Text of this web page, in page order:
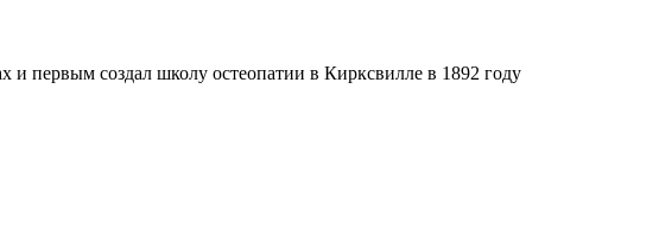
первым создал школу остеопатии в Кирксвилле в 1892 году